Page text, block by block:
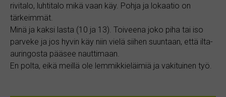
rivitalo, luhtitalo mikä vaan käy. Pohja ja lokaatio on
tärkeimmät.
Minä ja kaksi lasta (10 ja 13). Toiveena joko piha tai iso
parveke ja jos hyvin käy niin vielä siihen suuntaan, että ilta-
auringosta pääsee nauttimaan.
En polta, eikä meillä ole lemmikkieläimiä ja vakituinen työ.